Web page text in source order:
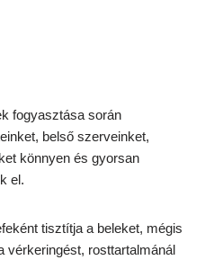
fogyasztása során
belső szerveinket,
könnyen és gyorsan
el.
tisztítja a beleket, mégis
vérkeringést, rosttartalmánál